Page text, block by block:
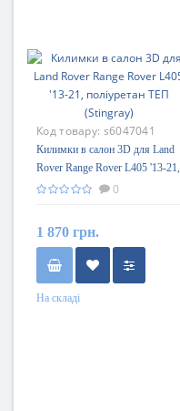
Код товару: s6047041
Килимки в салон 3D для Land
Rover Range Rover L405 '13-21,
поліуретан ТЕП (Stingray)
0
1 870 грн.
На складі